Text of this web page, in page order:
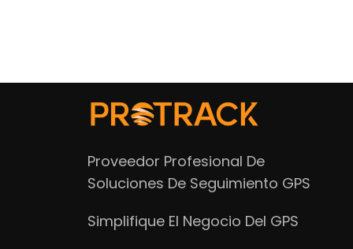
Proveedor Profesional De
Soluciones De Seguimiento GPS
Simplifique El Negocio Del GPS